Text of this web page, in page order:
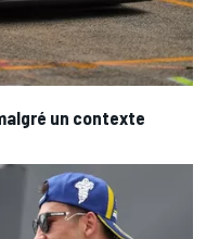
un contexte